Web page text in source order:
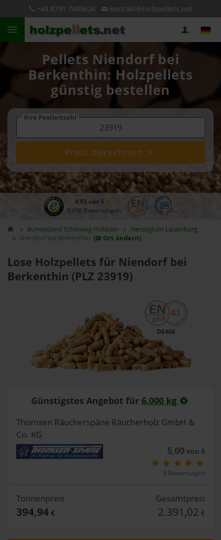
+49 8731 7409626 kontakt@holzpellets.net
Pellets Niendorf bei
Berkenthin: Holzpellets
günstig bestellen
Ihre Postleitzahl
Preis berechnen
4,93 von 5
5.090 Bewertungen
Bundesland Schleswig-Holstein
Herzogtum Lauenburg
Niendorf bei Berkenthin ( Ort ändern)
Lose Holzpellets für Niendorf bei
Berkenthin (PLZ 23919)
DE466
Günstigstes Angebot für 6.000 kg
Thomsen Räucherspäne Räucherholz GmbH &
Co. KG
5,00 von 5
6 Bewertungen
Tonnenpreis
394,94€
Gesamtpreis
2.391,02 €